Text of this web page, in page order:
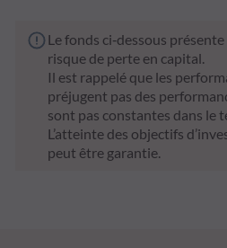
Le fonds ci‑dessous
risque de perte en capital.
Il est rappelé que les
préjugent pas des
sont pas constantes dans le
L’atteinte des objectifs
peut être garantie.